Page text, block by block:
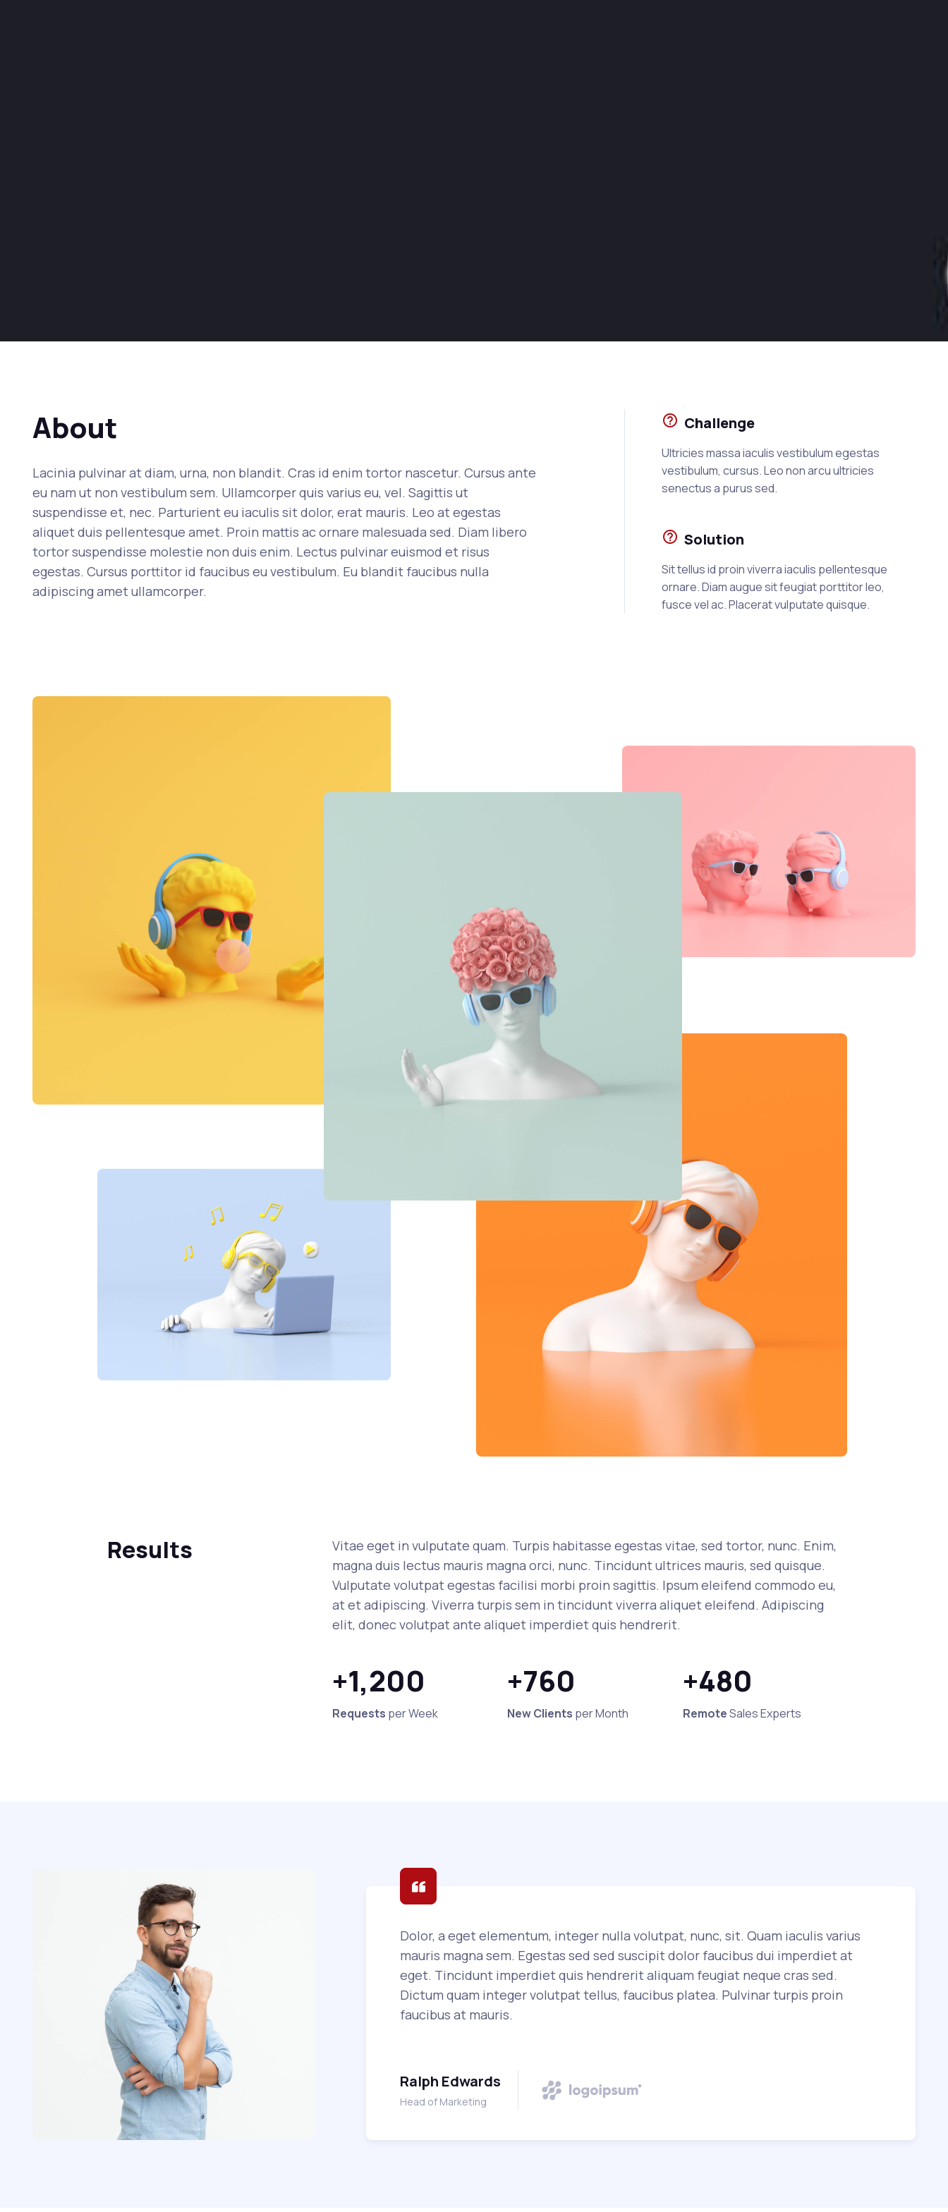
About
Lacinia pulvinar at diam, urna, non blandit. Cras id enim tortor nascetur. Cursus ante
eu nam ut non vestibulum sem. Ullamcorper quis varius eu, vel. Sagittis ut
suspendisse et, nec. Parturient eu iaculis sit dolor, erat mauris. Leo at egestas
aliquet duis pellentesque amet. Proin mattis ac ornare malesuada sed. Diam libero
tortor suspendisse molestie non duis enim. Lectus pulvinar euismod et risus
egestas. Cursus porttitor id faucibus eu vestibulum. Eu blandit faucibus nulla
adipiscing amet ullamcorper.
Challenge
Ultricies massa iaculis vestibulum egestas
vestibulum, cursus. Leo non arcu ultricies
senectus a purus sed.
Solution
Sit tellus id proin viverra iaculis pellentesque
ornare. Diam augue sit feugiat porttitor leo,
fusce vel ac. Placerat vulputate quisque.
Results
Vitae eget in vulputate quam. Turpis habitasse egestas vitae, sed tortor, nunc. Enim,
magna duis lectus mauris magna orci, nunc. Tincidunt ultrices mauris, sed quisque.
Vulputate volutpat egestas facilisi morbi proin sagittis. Ipsum eleifend commodo eu,
at et adipiscing. Viverra turpis sem in tincidunt viverra aliquet eleifend. Adipiscing
elit, donec volutpat ante aliquet imperdiet quis hendrerit.
+1,200
Requests per Week
+760
New Clients per Month
+480
RemoteSales Experts
Dolor, a eget elementum, integer nulla volutpat, nunc, sit. Quam iaculis varius
mauris magna sem. Egestas sed sed suscipit dolor faucibus dui imperdiet at
eget. Tincidunt imperdiet quis hendrerit aliquam feugiat neque cras sed.
Dictum quam integer volutpat tellus, faucibus platea. Pulvinar turpis proin
faucibus at mauris.
Ralph Edwards
Head of Marketing